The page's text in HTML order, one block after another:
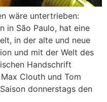
wäre untertrieben:
in São Paulo, hat eine
in der alte und neue
und mit der Welt des
Handschrift
Clouth und Tom
donnerstags den